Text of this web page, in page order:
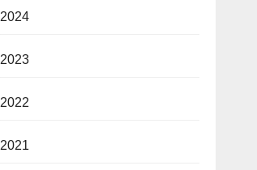
2024
2023
2022
2021